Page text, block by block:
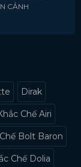
CẢNH
Dirak
Chế Airi
Bolt Baron
Chế Dolia